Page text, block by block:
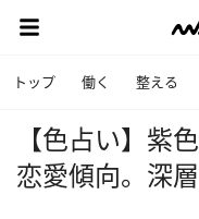
トップ 働く 整える
【色占い】紫
恋愛傾向。深